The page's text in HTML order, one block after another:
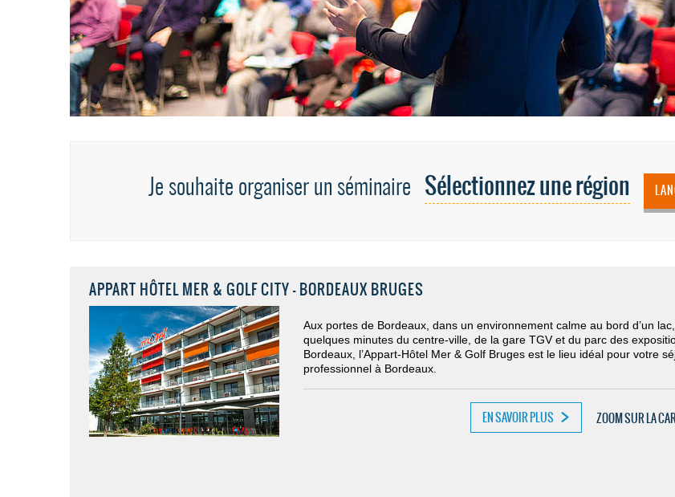
Je souhaite organiser un séminaire Sélectionnez une région
APPART HÔTEL MER & GOLF CITY - BORDEAUX BRUGES
Aux portes de Bordeaux, dans un environnement calme au bord d’un
quelques minutes du centre-ville, de la gare TGV et du parc des
Bordeaux, l’Appart-Hôtel Mer & Golf Bruges est le lieu idéal pour votre
professionnel à Bordeaux.
EN SAVOIR PLUS ZOOM SUR LA